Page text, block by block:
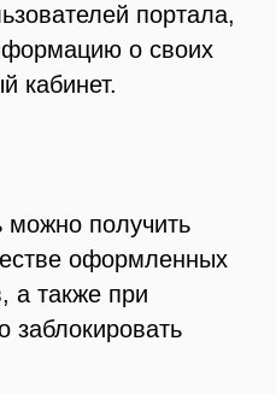
портала,
о своих
кабинет.
можно получить
оформленных
а также при
заблокировать